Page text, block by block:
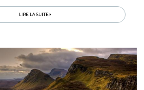
LIRE LA SUITE